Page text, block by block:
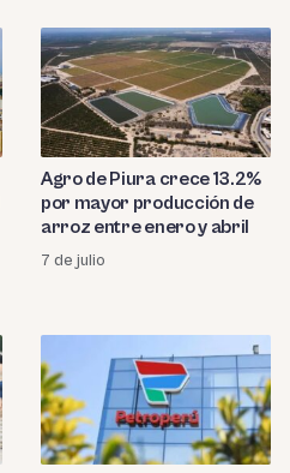
Agro de Piura crece 13.2%
por mayor producción de
arroz entre enero y abril
7 de julio